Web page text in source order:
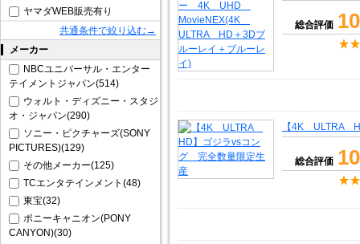
ヤマダWEB販売有り
共通条件で絞り込む→
メーカー
NBCユニバーサル・エンター
テイメントジャパン(514)
ウォルト・ディズニー・スタジ
オ・ジャパン(290)
ソニー・ピクチャーズ(SONY
PICTURES)(129)
その他メーカー(125)
TCエンタテインメント(48)
東宝(32)
ポニーキャニオン(PONY
CANYON)(30)
総合評価
【4K ULTRA
総合評価